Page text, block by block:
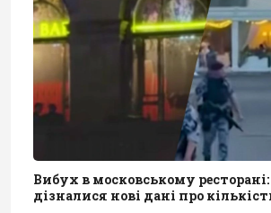
Вибух в московському
дізналися нові дані про